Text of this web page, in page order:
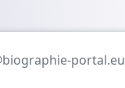
portal.eu